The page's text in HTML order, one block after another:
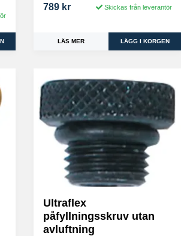
789 kr Skickas från leverantör
LÄS MER
Ultraflex
påfyllningsskruv utan
avluftning